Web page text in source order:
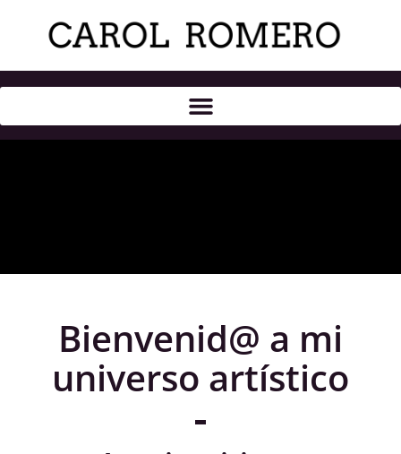
Bienvenid@ a mi
universo artístico